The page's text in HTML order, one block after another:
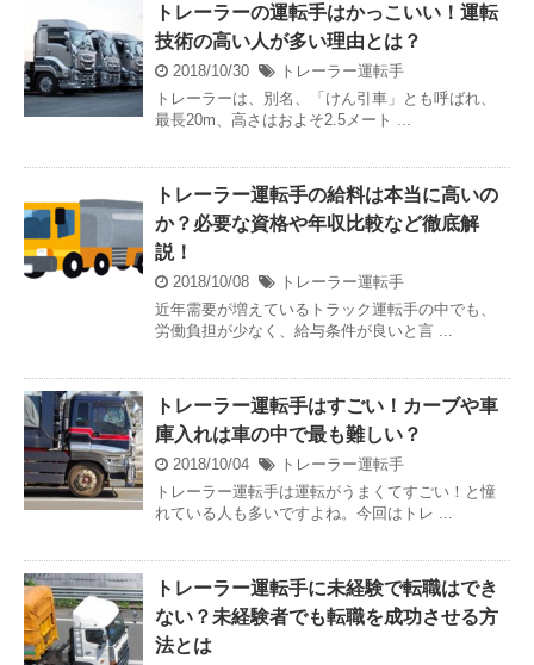
トレーラーの運転手はかっこいい！運転
技術の高い人が多い理由とは？
2018/10/30
トレーラー運転手
トレーラーは、別名、「けん引車」とも呼ばれ、
最長20m、高さはおよそ2.5メート ...
トレーラー運転手の給料は本当に高いの
か？必要な資格や年収比較など徹底解
説！
2018/10/08
トレーラー運転手
近年需要が増えているトラック運転手の中でも、
労働負担が少なく、給与条件が良いと言 ...
トレーラー運転手はすごい！カーブや車
庫入れは車の中で最も難しい？
2018/10/04
トレーラー運転手
トレーラー運転手は運転がうまくてすごい！と憧
れている人も多いですよね。今回はトレ ...
トレーラー運転手に未経験で転職はでき
ない？未経験者でも転職を成功させる方
法とは